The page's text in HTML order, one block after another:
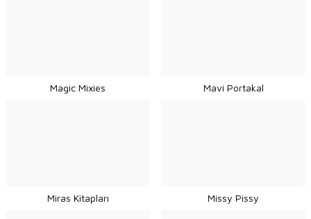
Magic Mixies Mavi Portakal
Miras Kitapları Missy Pissy